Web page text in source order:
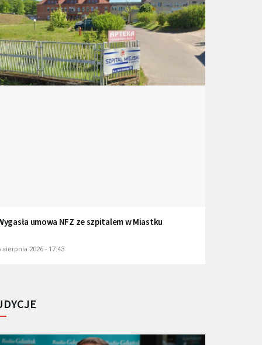
umowa NFZ ze szpitalem w Miastku
sierpnia 2026 - 17:43